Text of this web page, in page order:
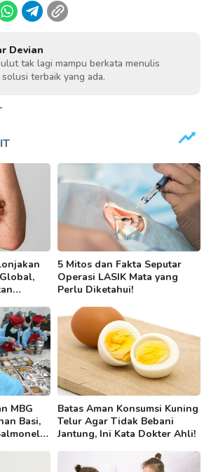
Devian
tak lagi mampu berkata menulis
terbaik yang ada.
5 Mitos dan Fakta Seputar
Operasi LASIK Mata yang
Perlu Diketahui!
MBG
Basi,
Batas Aman Konsumsi Kuning
Telur Agar Tidak Bebani
Jantung, Ini Kata Dokter Ahli!